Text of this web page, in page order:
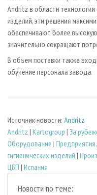
Andritz в области технологии
изделий, эти решения
обеспечивают более
значительно сокращают
В объем поставки также
обучение персонала завода.
Источник новости: Andritz
Andritz | Kartogroup | За
Оборудование |
гигиенических изделий |
ЦБП | Испания
Новости по теме: